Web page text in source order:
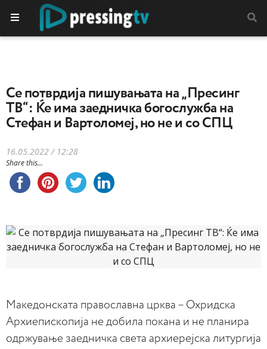
Се потврдија пишувањата на „Пресинг
ТВ“: Ќе има заедничка богослужба на
Стефан и Вартоломеј, но не и со СПЦ
16.05.2022 / 12:28
Share this...
Македонската православна црква – Охридска
Архиепископија не добила покана и не планира
одржување заедничка света архиерејска литургија